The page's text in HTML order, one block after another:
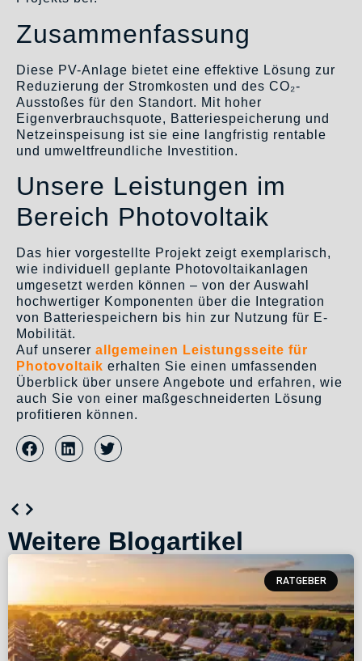
Zusammenfassung
Diese PV-Anlage bietet eine effektive Lösung zur
Reduzierung der Stromkosten und des CO₂-
Ausstoßes für den Standort. Mit hoher
Eigenverbrauchsquote, Batteriespeicherung und
Netzeinspeisung ist sie eine langfristig rentable
und umweltfreundliche Investition.
Unsere Leistungen im
Bereich Photovoltaik
Das hier vorgestellte Projekt zeigt exemplarisch,
wie individuell geplante Photovoltaikanlagen
umgesetzt werden können – von der Auswahl
hochwertiger Komponenten über die Integration
von Batteriespeichern bis hin zur Nutzung für E-
Mobilität.
Auf unserer allgemeinen Leistungsseite für
Photovoltaik erhalten Sie einen umfassenden
Überblick über unsere Angebote und erfahren, wie
auch Sie von einer maßgeschneiderten Lösung
profitieren können.
Weitere Blogartikel
RATGEBER